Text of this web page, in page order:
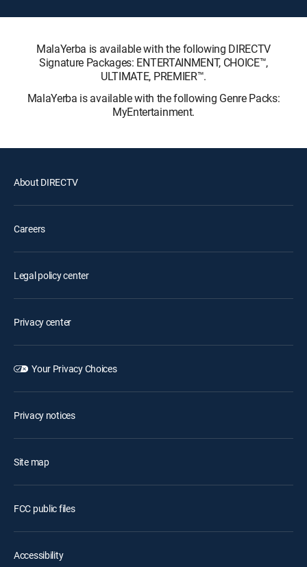
MalaYerba is available with the following DIRECTV
Signature Packages: ENTERTAINMENT, CHOICE™,
ULTIMATE, PREMIER™.
MalaYerba is available with the following Genre Packs:
MyEntertainment.
About DIRECTV
Careers
Legal policy center
Privacy center
Your Privacy Choices
Privacy notices
Site map
FCC public files
Accessibility